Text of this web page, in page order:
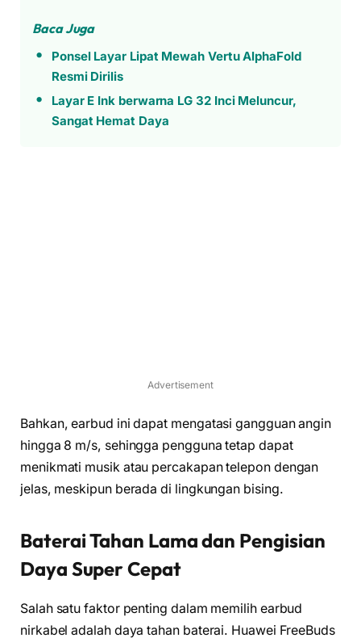
Baca Juga
Ponsel Layar Lipat Mewah Vertu AlphaFold
Resmi Dirilis
Layar E Ink berwarna LG 32 Inci Meluncur,
Sangat Hemat Daya
Advertisement
Bahkan, earbud ini dapat mengatasi gangguan angin
hingga 8 m/s, sehingga pengguna tetap dapat
menikmati musik atau percakapan telepon dengan
jelas, meskipun berada di lingkungan bising.
Baterai Tahan Lama dan Pengisian
Daya Super Cepat
Salah satu faktor penting dalam memilih earbud
nirkabel adalah daya tahan baterai. Huawei FreeBuds